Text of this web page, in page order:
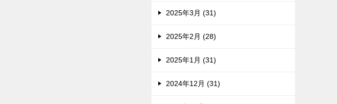
2025年3月 (31)
2025年2月 (28)
2025年1月 (31)
2024年12月 (31)